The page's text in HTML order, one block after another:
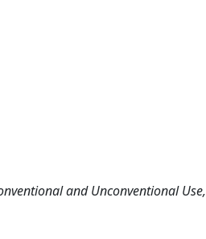
and Unconventional Use,